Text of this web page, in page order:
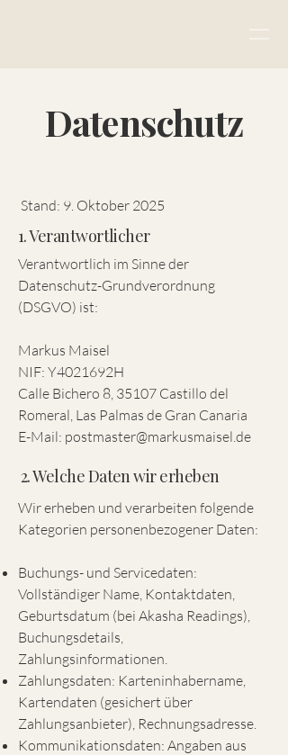
Datenschutz
Stand: 9. Oktober 2025
1. Verantwortlicher
Verantwortlich im Sinne der
Datenschutz-Grundverordnung
(DSGVO) ist:
Markus Maisel
NIF: Y4021692H
Calle Bichero 8, 35107 Castillo del
Romeral, Las Palmas de Gran Canaria
E-Mail: postmaster@markusmaisel.de
2. Welche Daten wir erheben
Wir erheben und verarbeiten folgende
Kategorien personenbezogener Daten:
Buchungs- und Servicedaten:
Vollständiger Name, Kontaktdaten,
Geburtsdatum (bei Akasha Readings),
Buchungsdetails,
Zahlungsinformationen.
Zahlungsdaten: Karteninhabername,
Kartendaten (gesichert über
Zahlungsanbieter), Rechnungsadresse.
Kommunikationsdaten: Angaben aus